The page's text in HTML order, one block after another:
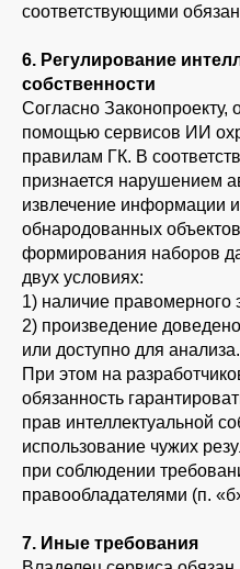
соответствующими
6. Регулирование
собственности
Согласно Законопроекту,
помощью сервисов ИИ
правилам ГК. В
признается нарушением
извлечение информации
обнародованных
формирования наборов
двух условиях:
1) наличие правомерного
2) произведение
или доступно для анализа.
При этом на
обязанность
прав интеллектуальной
использование чужих
при соблюдении
правообладателями (п.
7. Иные требования